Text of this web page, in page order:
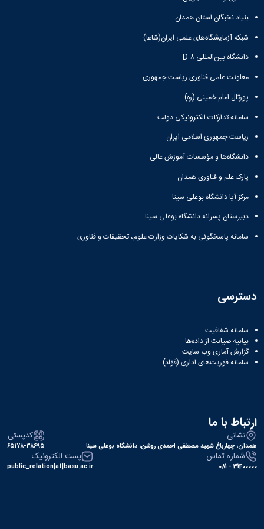
معظم
رهبری
تماس
دانشگاه
روابط
عمومی
آدرس
شماره
تلفن‌ها
کارکنان
سایر
تقویم
آموزشی
اخلاق
آموزش
دانش‌آموختگان
آزمایشگاه
باستان
آزمایشگاه
هوش
ربات
و
بینایی
آزمایشگاه
ژئوماتیک
کتابخانه
مرکزی
و
مرکز
پایان
نامه
رساله
دانشگاه
مجلات
علمی
فصلنامه
و
حسابداری
رزن
صنایع
غذایی
مجتمع
آموزش
عالی
فاطمیه
(ویژه
دختران)
زمین
چمن
ورزشی
تفریحی-
سیاحتی
باغ
موزه
تاریخ
طبیعی
(محمد)
بنیاد نخبگان استان همدان
شبکه آزمایشگاه‌های علمی ایران(شاعا)
دانشگاه بین‌المللی D-۸
معاونت علمی فناوری ریاست جمهوری
پورتال امام خمینی (ره)
سامانه تدارکات الکترونیکی دولت
ریاست جمهوری اسلامی ایران
دانشگاه‌ها و مؤسسات آموزش عالی
پارک علم و فناوری همدان
مرکز آپا دانشگاه بوعلی سینا
دبیرستان پسرانه دانشگاه بوعلی سینا
سامانه پاسخگوئی به شکایات وزارت علوم، تحقیقات و فناوری
دسترسی
سامانه شفافیت
بیانیه صیانت از داده‌ها
گزارش آماری وب‌ سایت
سامانه فوریت‌های اداری (فؤاد)
ارتباط با ما
نشانی
همدان، چهارباغ شهید مصطفی احمدی روشن، دانشگاه بوعلی سینا
کدپستی
۶۵۱۷۸-۳۸۶۹۵
شماره تماس
31400000 - 081
پست الکترونیک
public_relation[at]basu.ac.ir